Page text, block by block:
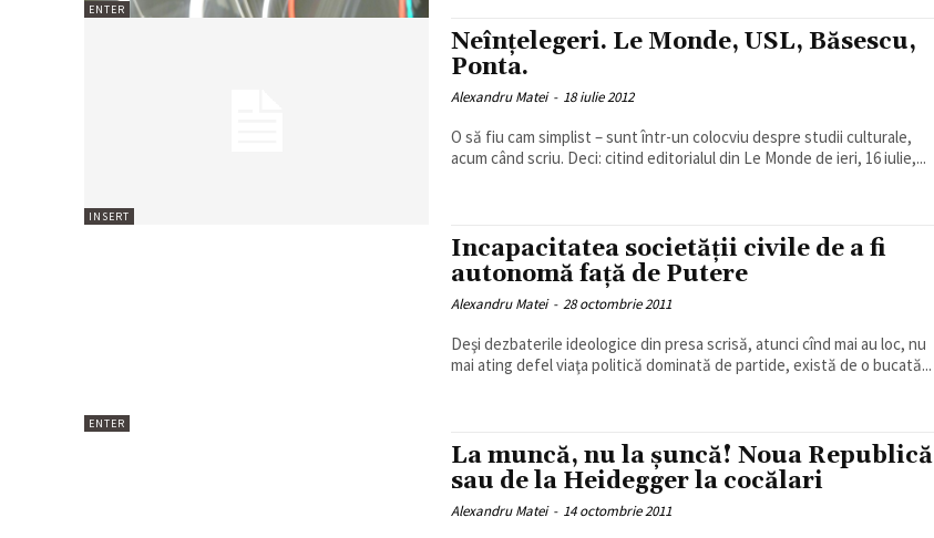
ENTER
INSERT
Neînţelegeri. Le Monde, USL, Băsescu,
Ponta.
Alexandru Matei - 18 iulie 2012
O să fiu cam simplist – sunt într-un colocviu despre studii culturale,
acum când scriu. Deci: citind editorialul din Le Monde de ieri, 16 iulie,...
ENTER
Incapacitatea societăţii civile de a fi
autonomă faţă de Putere
Alexandru Matei - 28 octombrie 2011
Deşi dezbaterile ideologice din presa scrisă, atunci cînd mai au loc, nu
mai ating defel viaţa politică dominată de partide, există de o bucată...
La muncă, nu la şuncă! Noua Republică
sau de la Heidegger la cocălari
Alexandru Matei - 14 octombrie 2011